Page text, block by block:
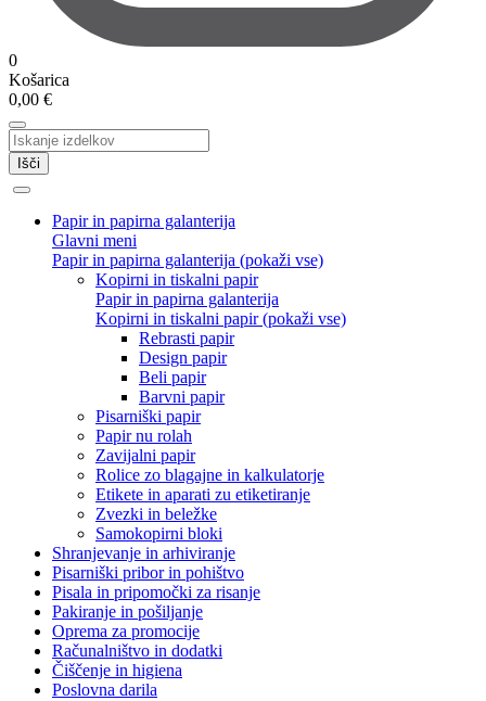
0
Košarica
0,00 €
Išči
Papir in papirna galanterija
Glavni meni
Papir in papirna galanterija (pokaži vse)
Kopirni in tiskalni papir
Papir in papirna galanterija
Kopirni in tiskalni papir (pokaži vse)
Rebrasti papir
Design papir
Beli papir
Barvni papir
Pisarniški papir
Papir nu rolah
Zavijalni papir
Rolice zo blagajne in kalkulatorje
Etikete in aparati zu etiketiranje
Zvezki in beležke
Samokopirni bloki
Shranjevanje in arhiviranje
Pisarniški pribor in pohištvo
Pisala in pripomočki za risanje
Pakiranje in pošiljanje
Oprema za promocije
Računalništvo in dodatki
Čiščenje in higiena
Poslovna darila